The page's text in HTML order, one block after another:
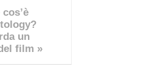
un
film »